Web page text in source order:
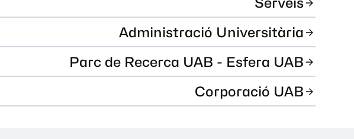
Administració Universitària
Parc de Recerca UAB - Esfera UAB
Corporació UAB